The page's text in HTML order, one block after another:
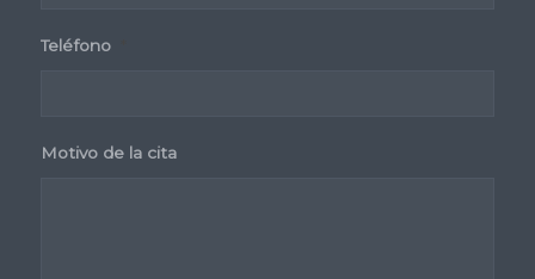
Teléfono
Motivo de la cita